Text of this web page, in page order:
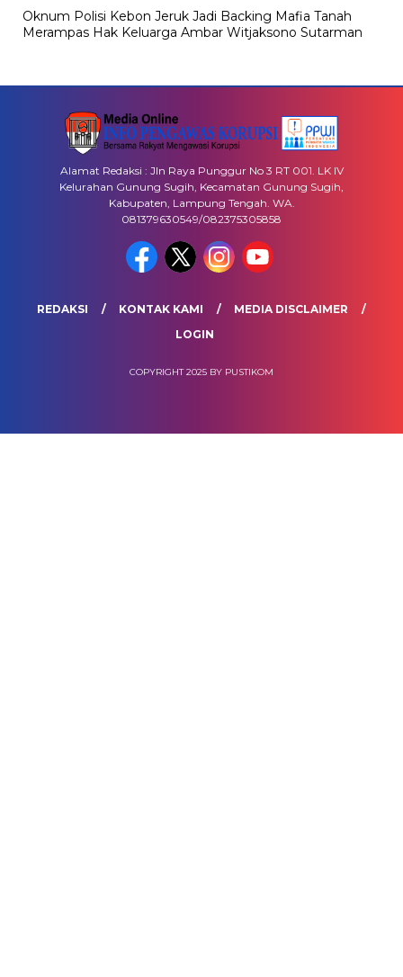
Oknum Polisi Kebon Jeruk Jadi Backing Mafia Tanah
Merampas Hak Keluarga Ambar Witjaksono Sutarman
Alamat Redaksi : Jln Raya Punggur No 3 RT 001. LK IV
Kelurahan Gunung Sugih, Kecamatan Gunung Sugih,
Kabupaten, Lampung Tengah. WA.
081379630549/082375305858
REDAKSI KONTAK KAMI
MEDIA DISCLAIMER
LOGIN
COPYRIGHT 2025 BY PUSTIKOM